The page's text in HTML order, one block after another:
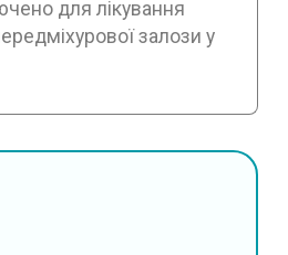
для лікування
залози у